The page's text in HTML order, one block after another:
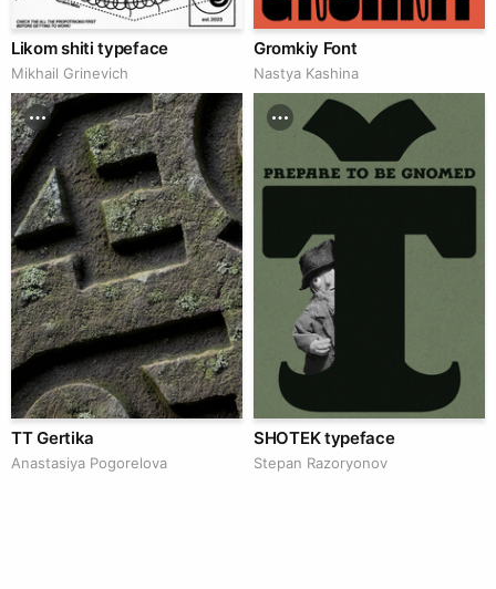
Likom shiti typeface
Mikhail Grinevich
Gromkiy Font
Nastya Kashina
TT Gertika
Anastasiya Pogorelova
SHOTEK typeface
Stepan Razoryonov